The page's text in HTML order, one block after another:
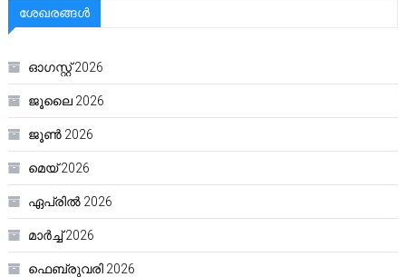
ശേഖരങ്ങൾ
ഓഗസ്റ്റ്‌ 2026
ജൂലൈ 2026
ജൂൺ 2026
മെയ്‌ 2026
ഏപ്രിൽ 2026
മാർച്ച്‌ 2026
ഫെബ്രുവരി 2026